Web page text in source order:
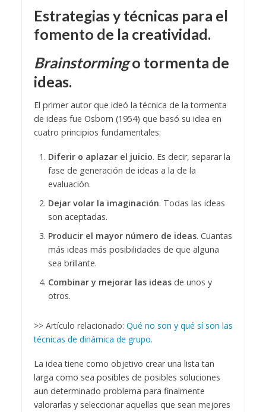
Estrategias y técnicas para el
fomento de la creatividad.
Brainstormingo tormenta de
ideas.
El primer autor que ideó la técnica de la tormenta
de ideas fue Osborn (1954) que basó su idea en
cuatro principios fundamentales:
Diferir o aplazar el juicio. Es decir, separar la
fase de generación de ideas a la de la
evaluación.
Dejar volar la imaginación. Todas las ideas
son aceptadas.
Producir el mayor número de ideas. Cuantas
más ideas más posibilidades de que alguna
sea brillante.
Combinar y mejorar las ideasde unos y
otros.
>> Artículo relacionado: Qué no son y qué sí son las
técnicas de dinámica de grupo.
La idea tiene como objetivo crear una lista tan
larga como sea posibles de posibles soluciones
aun determinado problema para finalmente
valorarlas y seleccionar aquellas que sean mejores